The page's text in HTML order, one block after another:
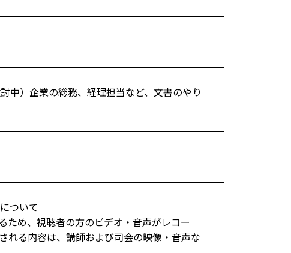
中）企業の総務、経理担当など、文書のやり
ついて
め、視聴者の方のビデオ・音声がレコー
れる内容は、講師および司会の映像・音声な